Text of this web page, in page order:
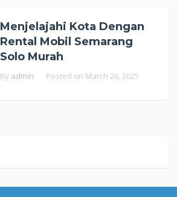
Menjelajahi Kota Dengan
Rental Mobil Semarang
Solo Murah
By admin Posted on March 26, 2025